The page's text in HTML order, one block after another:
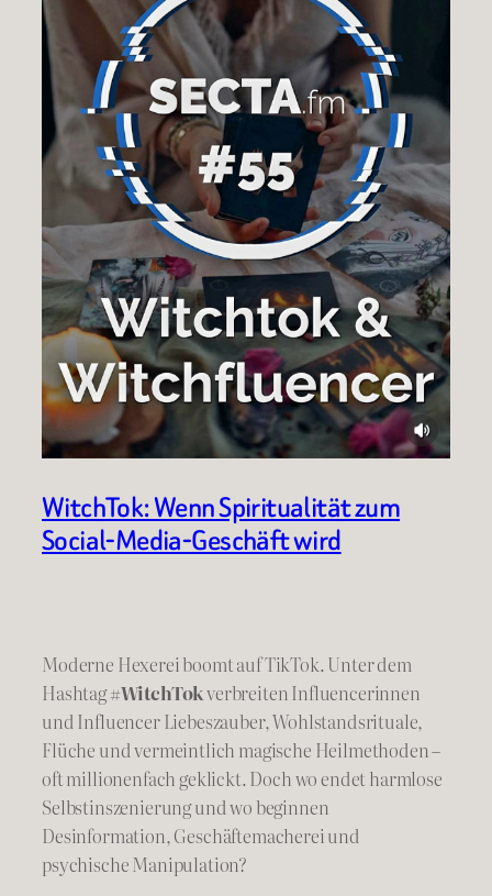
WitchTok: Wenn Spiritualität zum
Social-Media-Geschäft wird
Moderne Hexerei boomt auf TikTok. Unter dem
Hashtag#WitchTokverbreiten Influencerinnen
und Influencer Liebeszauber, Wohlstandsrituale,
Flüche und vermeintlich magische Heilmethoden –
oft millionenfach geklickt. Doch wo endet harmlose
Selbstinszenierung und wo beginnen
Desinformation, Geschäftemacherei und
psychische Manipulation?